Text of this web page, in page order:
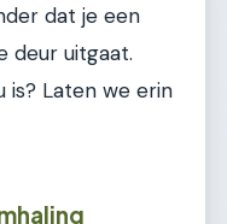
dat je een
deur uitgaat.
is? Laten we erin